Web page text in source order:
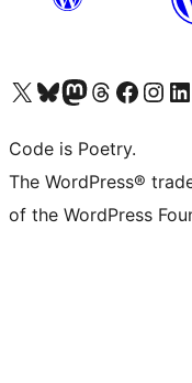
Visita il nostro account X (ex Twitter)
Visita il nostro account Bluesky
Visita il nostro account Mastodon
Visita il nostro account Threads
Visita la nostra
Visita il
Code is Poetry.
The WordPress®
of the WordPress